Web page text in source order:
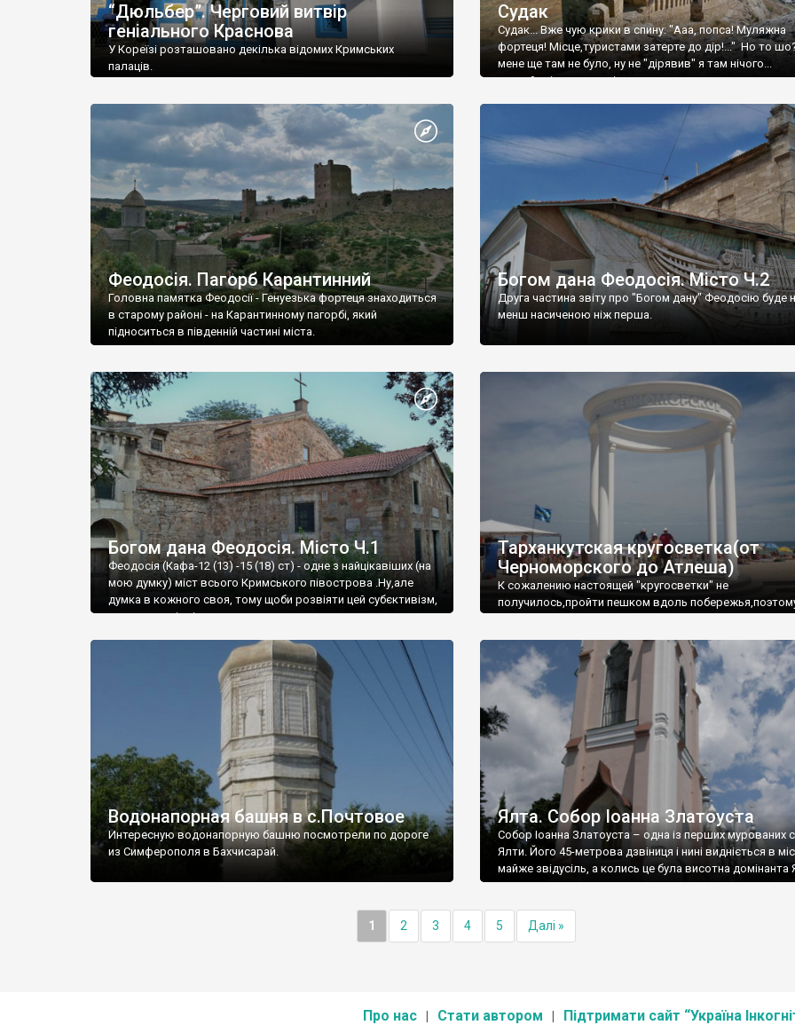
“Дюльбер”. Черговий витвір
геніального Краснова
У Кореїзі розташовано декілька відомих Кримських
палаців.
Судак
Судак... Вже чую крики в спину: "Ааа, попса! Муляжна
фортеця! Місце,туристами затерте до дір!..." Но то
мене ще там не було, ну не "дірявив" я там нічого...
принаймні до цього літа.
Феодосія. Пагорб Карантинний
Головна памятка Феодосії - Генуезька фортеця знаходиться
в старому районі - на Карантинному пагорбі, який
підноситься в південній частині міста.
Богом дана Феодосія. Місто Ч.2
Друга частина звіту про "Богом дану" Феодосію буде
менш насиченою ніж перша.
Богом дана Феодосія. Місто Ч.1
Феодосія (Кафа-12 (13) -15 (18) ст) - одне з найцікавіших (на
мою думку) міст всього Кримського півострова .Ну,але
думка в кожного своя, тому щоби розвіяти цей субєктивізм,
запрошую відвідати це
Тарханкутская кругосветка(от
Черноморского до Атлеша)
К сожалению настоящей "кругосветки" не
получилось,пройти пешком вдоль
Водонапорная башня в с.Почтовое
Интересную водонапорную башню посмотрели по дороге
из Симферополя в Бахчисарай.
Ялта. Собор Іоанна Златоуста
Собор Іоанна Златоуста – одна із перших мурованих
Ялти. Його 45-метрова дзвіниця і нині видніється в
майже звідусіль, а колись це була висотна домінанта
1 2 3 4 5 Далі »
Про нас Стати автором Підтримати сайт “Україна